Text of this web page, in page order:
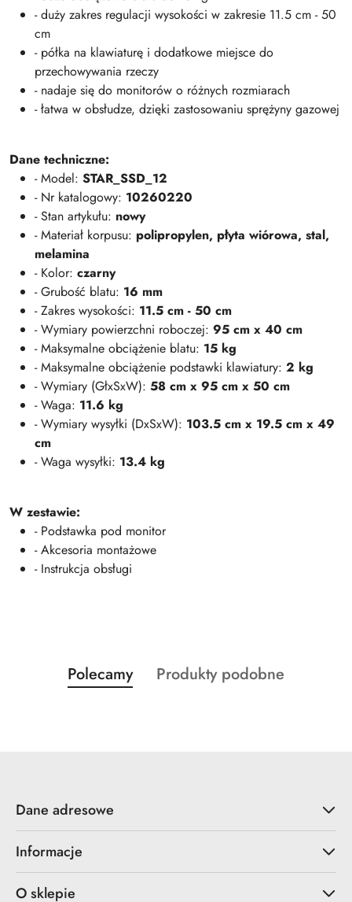
- duży zakres regulacji wysokości w zakresie 11.5 cm - 50
cm
- półka na klawiaturę i dodatkowe miejsce do
przechowywania rzeczy
- nadaje się do monitorów o różnych rozmiarach
- łatwa w obsłudze, dzięki zastosowaniu sprężyny gazowej
Dane techniczne:
- Model: STAR_SSD_12
- Nr katalogowy: 10260220
- Stan artykułu: nowy
- Materiał korpusu: polipropylen, płyta wiórowa, stal,
melamina
- Kolor: czarny
- Grubość blatu: 16 mm
- Zakres wysokości: 11.5 cm - 50 cm
- Wymiary powierzchni roboczej: 95 cm x 40 cm
- Maksymalne obciążenie blatu: 15 kg
- Maksymalne obciążenie podstawki klawiatury: 2 kg
- Wymiary (GłxSxW): 58 cm x 95 cm x 50 cm
- Waga: 11.6 kg
- Wymiary wysyłki (DxSxW): 103.5 cm x 19.5 cm x 49
cm
- Waga wysyłki: 13.4 kg
W zestawie:
- Podstawka pod monitor
- Akcesoria montażowe
- Instrukcja obsługi
Pomiń karuzelę produktów
Produkty
o
Polecamy
Produkty
Produkty podobne
Dane adresowe
Informacje
O sklepie